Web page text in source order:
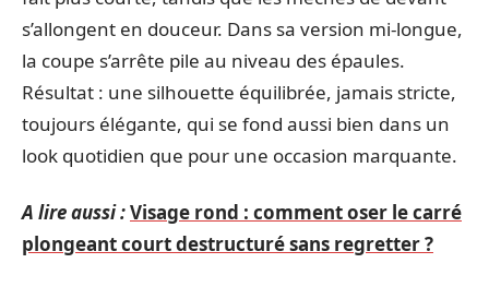
s’allongent en douceur. Dans sa version mi-longue,
la coupe s’arrête pile au niveau des épaules.
Résultat : une silhouette équilibrée, jamais stricte,
toujours élégante, qui se fond aussi bien dans un
look quotidien que pour une occasion marquante.
A lire aussi :Visage rond : comment oser le carré
plongeant court destructuré sans regretter ?